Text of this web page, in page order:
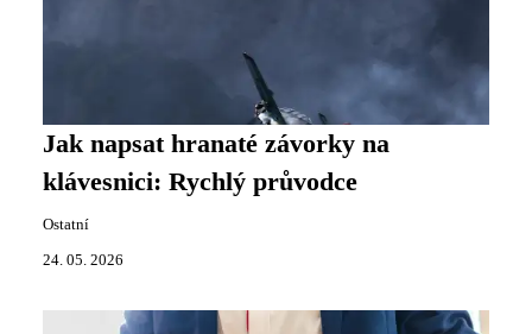
Jak napsat hranaté závorky na
klávesnici: Rychlý průvodce
Ostatní
24. 05. 2026